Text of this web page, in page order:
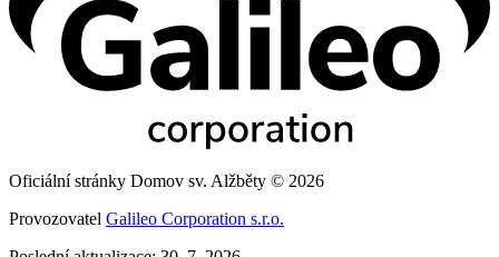
Oficiální stránky Domov sv. Alžběty © 2026
Provozovatel Galileo Corporation s.r.o.